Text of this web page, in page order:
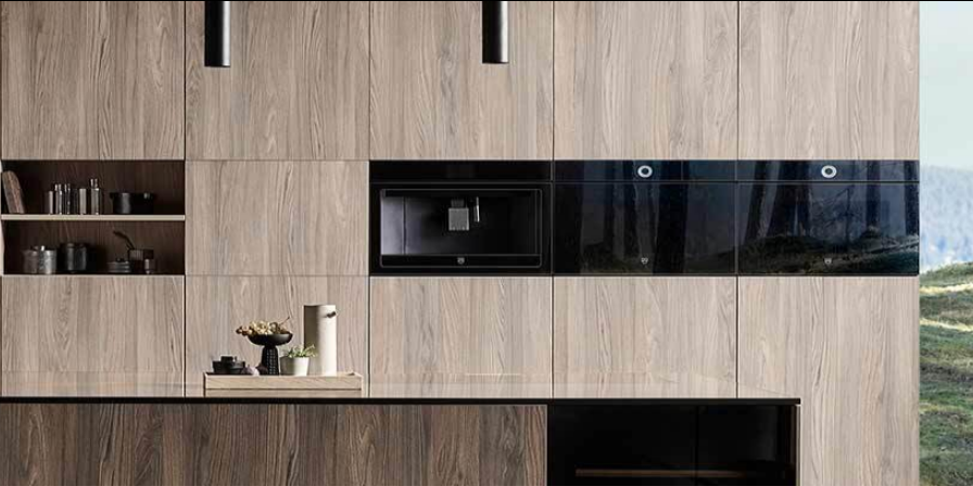
לייעוץ מקצועי והצעת מחיר: 072-2160644
הסיפור שלנו אולם תצוגה SUB-ZERO
WOLF
V-ZUG
BORA
FLAMMKRAFT